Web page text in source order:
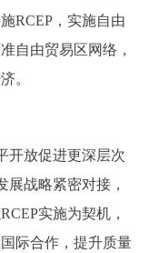
人文北京
日本語
RCEP，实施自由
自由贸易区网络，
。
放促进更深层次
展战略紧密对接，
实施为契机，
际合作，提升质量